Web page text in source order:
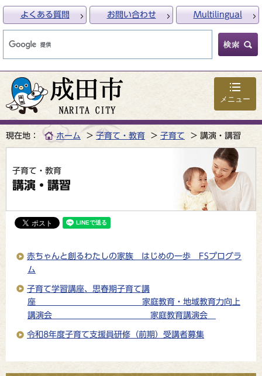
メニュー
よくある質問 お問い合わせ Multilingual
現在地： ホーム 子育て・教育 子育て 講演・講習
子育て・教育
講演・講習
赤ちゃんと創るわたしの家族 はじめの一歩 FSプログラ
ム
子育て学習講座、思春期子育て講
座 家庭教育・地域教育力向上
講演会 家庭教育講演会
令和8年度子育て支援員研修（前期）受講者募集